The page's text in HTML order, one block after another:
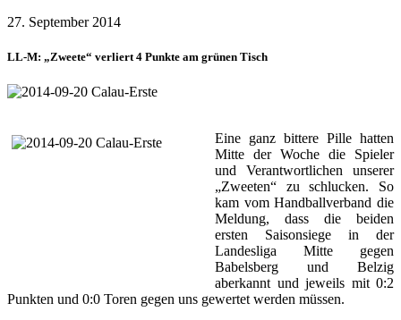
27. September 2014
LL-M: „Zweete“ verliert 4 Punkte am grünen Tisch
Eine ganz bittere Pille hatten
Mitte der Woche die Spieler
und Verantwortlichen unserer
„Zweeten“ zu schlucken. So
kam vom Handballverband die
Meldung, dass die beiden
ersten Saisonsiege in der
Landesliga Mitte gegen
Babelsberg und Belzig
aberkannt und jeweils mit 0:2
Punkten und 0:0 Toren gegen uns gewertet werden müssen.